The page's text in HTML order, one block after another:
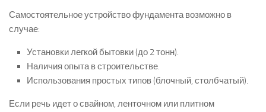
Самостоятельное устройство фундамента возможно в
случае:
Установки легкой бытовки (до 2 тонн).
Наличия опыта в строительстве.
Использования простых типов (блочный, столбчатый).
Если речь идет о свайном, ленточном или плитном